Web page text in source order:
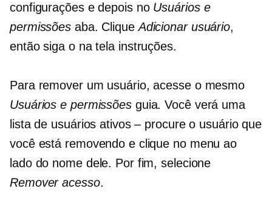
configurações e depois no Usuários e
permissões aba. CliqueAdicionar usuário,
então siga o na tela instruções.
Para remover um usuário, acesse o mesmo
Usuários e permissõesguia. Você verá uma
lista de usuários ativos – procure o usuário que
você está removendo e clique no menu ao
lado do nome dele. Por fim, selecione
Remover acesso.